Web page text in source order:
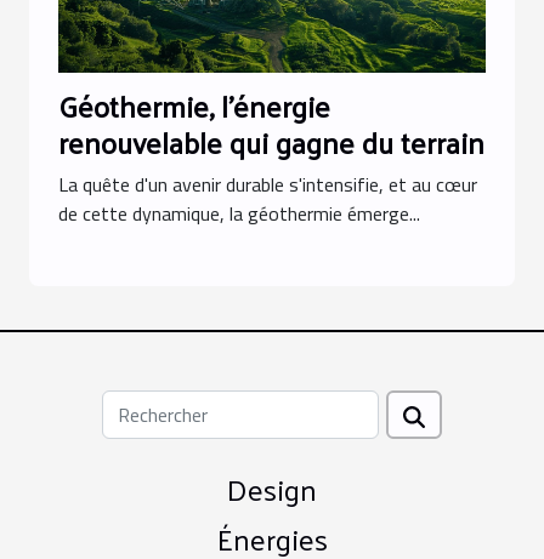
Géothermie, l'énergie
renouvelable qui gagne du terrain
La quête d'un avenir durable s'intensifie, et au cœur
de cette dynamique, la géothermie émerge...
Design
Énergies